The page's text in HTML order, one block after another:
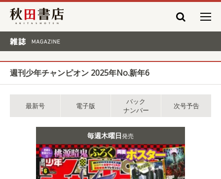
秋田書店
週刊少年チャンピオン 2025年No.新年6
最新号 電子版
バック
ナンバー
次号予告
毎週木曜日発売